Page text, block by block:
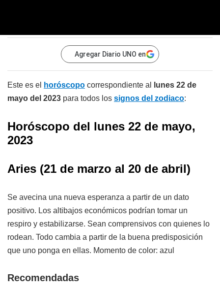
Agregar Diario UNO en
Este es el horóscopo correspondiente al
lunes 22 de
mayo del 2023 para todos los signos del zodiaco:
Horóscopo del lunes 22 de mayo,
2023
Aries (21 de marzo al 20 de abril)
Se avecina una nueva esperanza a partir de un dato
positivo. Los altibajos económicos podrían tomar un
respiro y estabilizarse. Sean comprensivos con quienes lo
rodean. Todo cambia a partir de la buena predisposición
que uno ponga en ellas. Momento de color: azul
Recomendadas